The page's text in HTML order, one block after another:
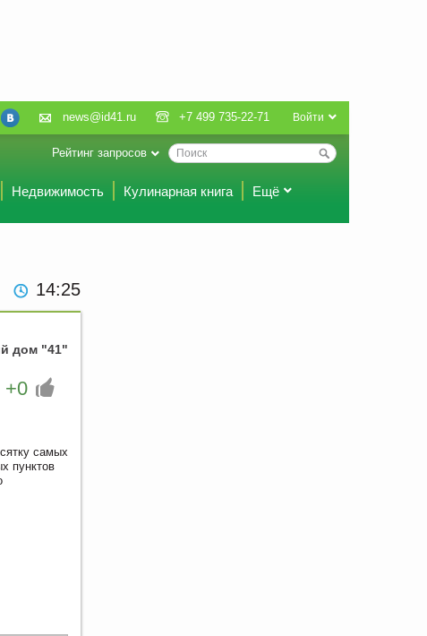
Войти
news@id41.ru +7 499 735-22-71
Рейтинг запросов
Недвижимость Кулинарная книга Ещё
14:25
дом "41"
+0
самых
пунктов